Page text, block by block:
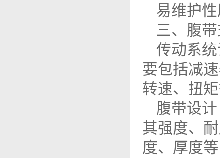
易维护
三、腹
传动系
要包括减
转速、扭
腹带设
其强度、
度、厚度